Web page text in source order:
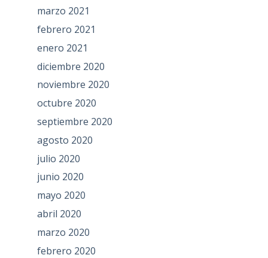
marzo 2021
febrero 2021
enero 2021
diciembre 2020
noviembre 2020
octubre 2020
septiembre 2020
agosto 2020
julio 2020
junio 2020
mayo 2020
abril 2020
marzo 2020
febrero 2020